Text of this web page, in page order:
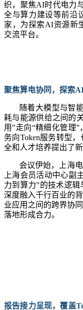
织，聚焦AI时代电力
全与算力建设等前沿
家，为探索AI资源新
交流平台。
聚焦算电协同，探索
随着大模型与智
耗与能源供给之间的
用”走向“精细化管理
务向Token服务转型
全和人才培养提出了新
会议伊始，上海
上海会员活动中心副
力到算力”的技术逻
深度融入千行百业的
业应用之间的跨界协
落地形成合力。
报告接力呈现，覆盖